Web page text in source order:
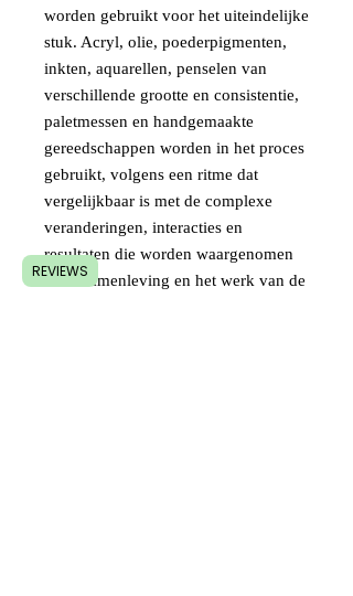
worden gebruikt voor het uiteindelijke
stuk. Acryl, olie, poederpigmenten,
inkten, aquarellen, penselen van
verschillende grootte en consistentie,
paletmessen en handgemaakte
gereedschappen worden in het proces
gebruikt, volgens een ritme dat
vergelijkbaar is met de complexe
veranderingen, interacties en
resultaten die worden waargenomen
in de samenleving en het werk van de
REVIEWS